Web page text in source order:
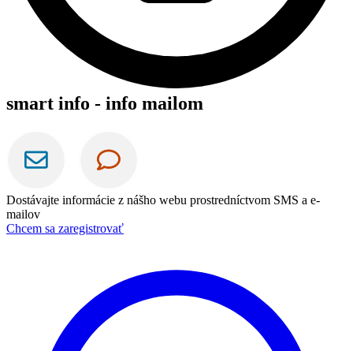
smart info - info mailom
Dostávajte informácie z nášho webu prostredníctvom SMS a e-
mailov
Chcem sa zaregistrovať